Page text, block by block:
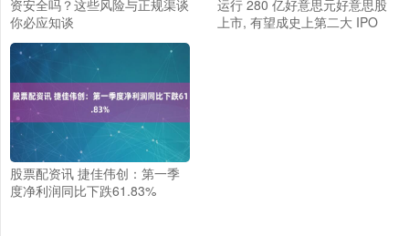
资安全吗？这些风险与正规渠谈
你必应知谈
运行 280 亿好意思元好意思股
上市, 有望成史上第二大 IPO
股票配资讯 捷佳伟创：第一季
度净利润同比下跌61.83%